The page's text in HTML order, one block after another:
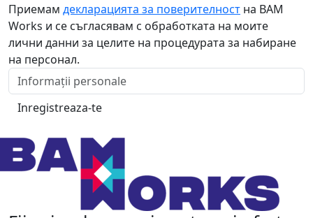
Приемам декларацията за поверителност на BAM
Works и се съгласявам с обработката на моите
лични данни за целите на процедурата за набиране
на персонал.
Inregistreaza-te